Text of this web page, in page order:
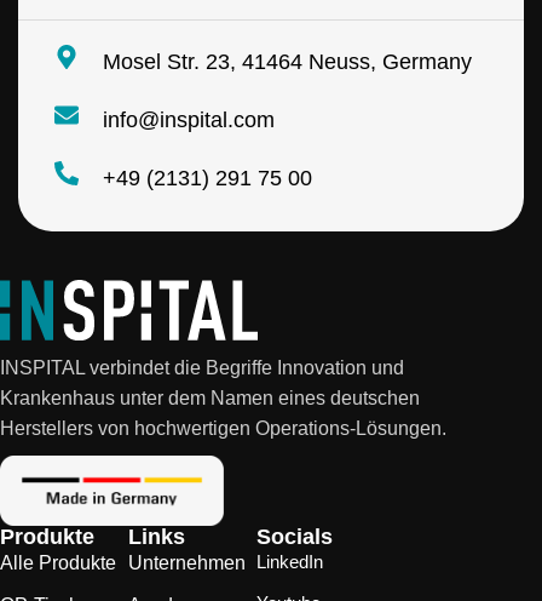
Mosel Str. 23, 41464 Neuss, Germany
info@inspital.com
+49 (2131) 291 75 00
INSPITAL verbindet die Begriffe Innovation und
Krankenhaus unter dem Namen eines deutschen
Herstellers von hochwertigen Operations-Lösungen.
Produkte
Alle Produkte
Links
Unternehmen
Socials
LinkedIn